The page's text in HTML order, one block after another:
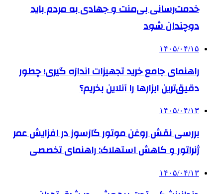
خدمت‌رسانی بی‌منت و جهادی به مردم باید
دوچندان شود
۱۴۰۵/۰۴/۱۵
راهنمای جامع خرید تجهیزات اندازه گیری؛ چطور
دقیق‌ترین ابزارها را آنلاین بخریم؟
۱۴۰۵/۰۴/۱۳
بررسی نقش روغن موتور گازسوز در افزایش عمر
ژنراتور و کاهش استهلاک: راهنمای تخصصی
۱۴۰۵/۰۴/۱۳